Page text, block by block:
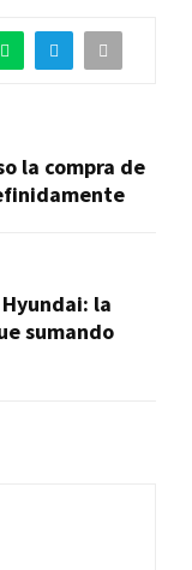
la compra de
la
sumando